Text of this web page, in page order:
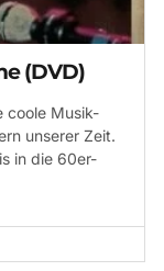
(DVD)
coole Musik-
unserer Zeit.
in die 60er-